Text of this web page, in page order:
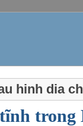
hinh dia
trong